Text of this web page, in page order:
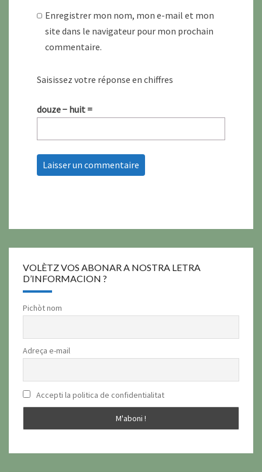
Enregistrer mon nom, mon e-mail et mon
site dans le navigateur pour mon prochain
commentaire.
Saisissez votre réponse en chiffres
douze − huit =
VOLÈTZ VOS ABONAR A NOSTRA LETRA
D’INFORMACION ?
Pichòt nom
Adreça e-mail
Accepti la politica de confidentialitat